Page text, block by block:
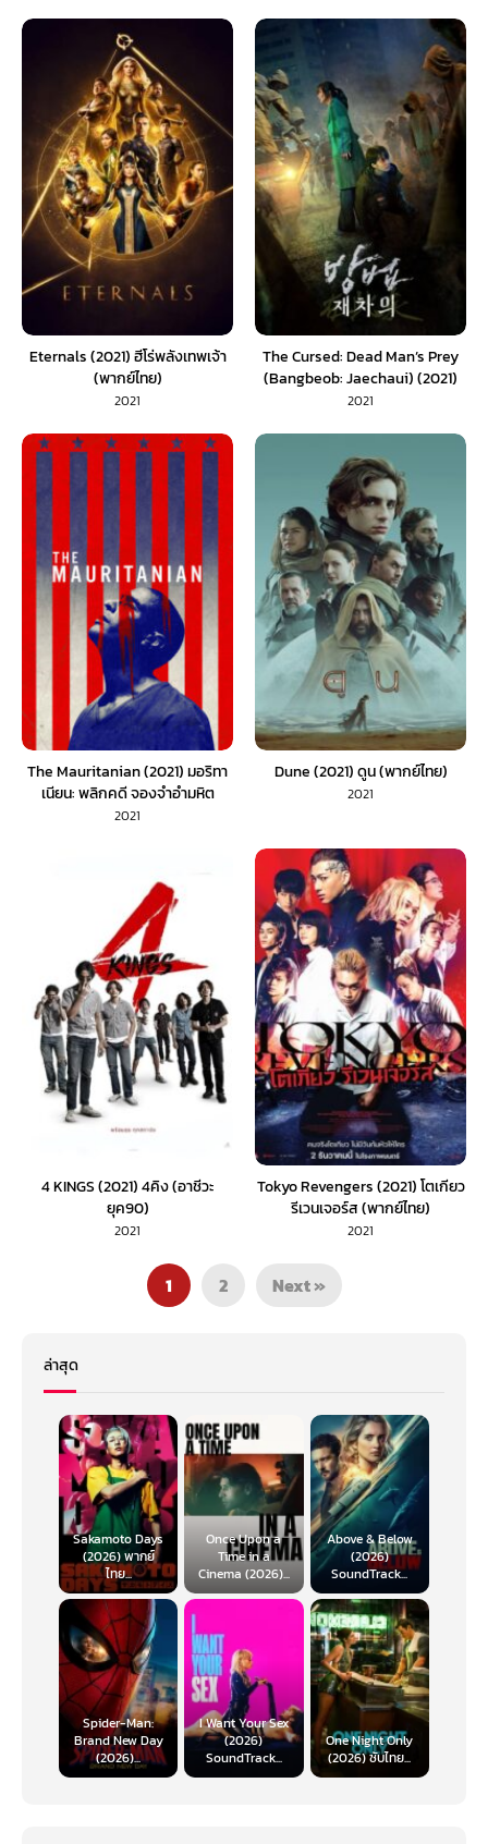
Eternals (2021) ฮีโร่พลังเทพเจ้า
(พากย์ไทย)
2021
The Cursed: Dead Man’s Prey
(Bangbeob: Jaechaui) (2021)
ศพคืนชีพ (พากย์ไทย)
2021
The Mauritanian (2021) มอริทา
เนียน: พลิกคดี จองจำอำมหิต
(พากย์ไทย)
2021
Dune (2021) ดูน (พากย์ไทย)
2021
4 KINGS (2021) 4คิง (อาชีวะ
ยุค90)
2021
Tokyo Revengers (2021) โตเกียว
รีเวนเจอร์ส (พากย์ไทย)
2021
1 2 Next »
ล่าสุด
Sakamoto Days
(2026) พากย์
ไทย...
Once Upon a
Time in a
Cinema (2026)...
Above & Below
(2026)
SoundTrack...
Spider-Man:
Brand New Day
(2026)...
I Want Your Sex
(2026)
SoundTrack...
One Night Only
(2026) ซับไทย...